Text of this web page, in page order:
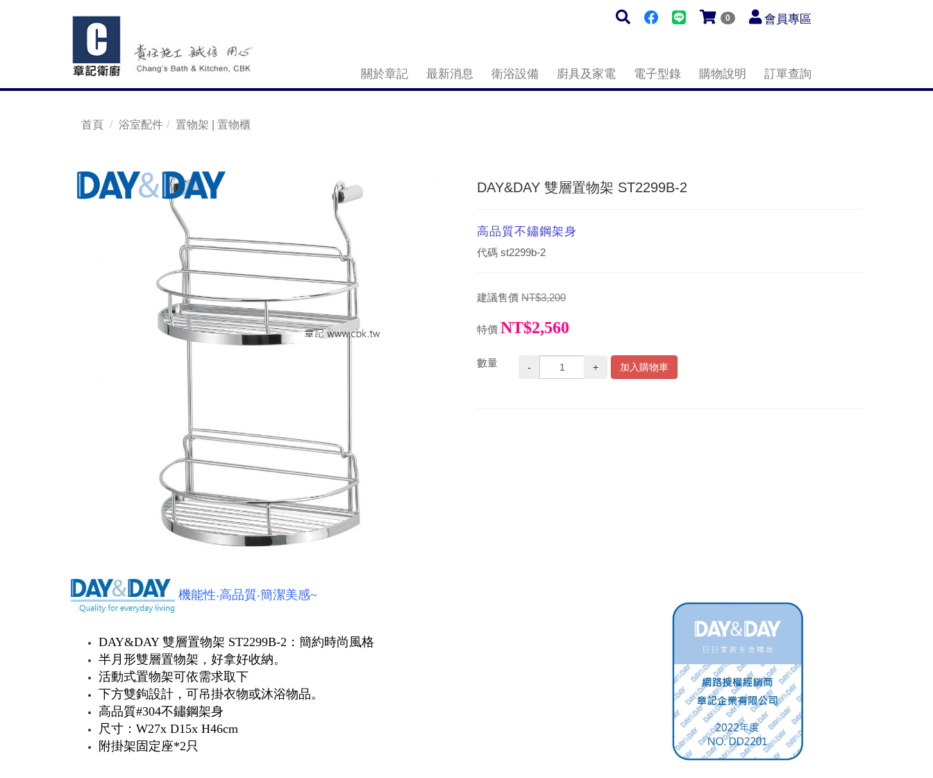
0 會員專區
關於章記 最新消息 衛浴設備 廚具及家電 電子型錄 購物說明 訂單查詢
首頁 浴室配件 置物架 | 置物櫃
DAY&DAY 雙層置物架 ST2299B-2
高品質不鏽鋼架身
代碼 st2299b-2
建議售價 NT$3,200
特價 NT$2,560
數量 - + 加入購物車
機能性‧高品質‧簡潔美感~
DAY&DAY 雙層置物架 ST2299B-2：簡約時尚風格
半月形雙層置物架，好拿好收納。
活動式置物架可依需求取下
下方雙鉤設計，可吊掛衣物或沐浴物品。
高品質#304不鏽鋼架身
尺寸：W27x D15x H46cm
附掛架固定座*2只